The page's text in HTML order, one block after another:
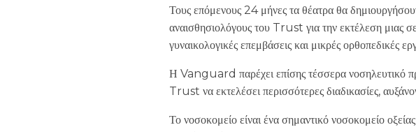
Τους επόμενους 24 μήνες τα θέατρα θα
αναισθησιολόγους του Trust για την εκτέλεση μιας
γυναικολογικές επεμβάσεις και μικρές ορθοπεδικές
Η Vanguard παρέχει επίσης τέσσερα νοσηλευτικό
Trust να εκτελέσει περισσότερες διαδικασίες,
Το νοσοκομείο είναι ένα σημαντικό νοσοκομείο